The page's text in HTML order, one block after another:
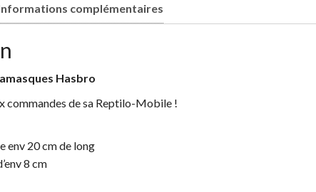
complémentaires
Hasbro
commandes de sa Reptilo-Mobile !
env 20 cm de long
8 cm